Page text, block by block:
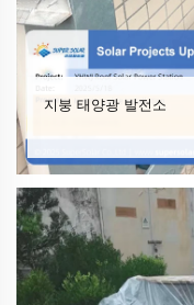
지붕 태양광 발전소